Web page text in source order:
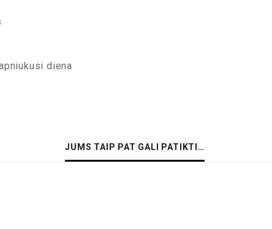
diena
JUMS TAIP PAT GALI PATIKTI…